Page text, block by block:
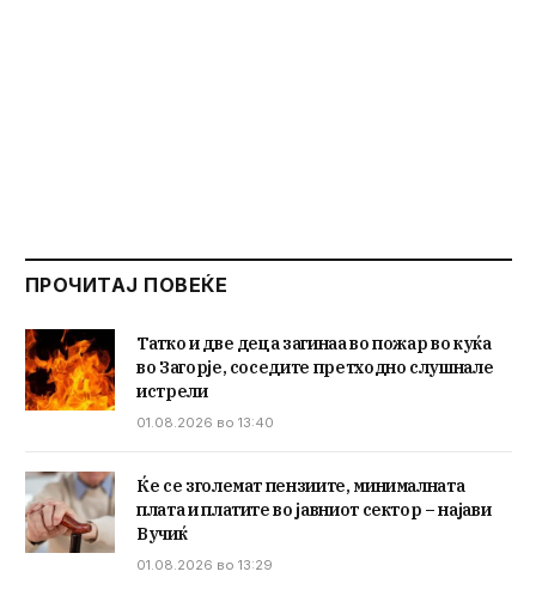
ПРОЧИТАЈ ПОВЕЌЕ
Татко и две деца загинаа во пожар во куќа
во Загорје, соседите претходно слушнале
истрели
01.08.2026 во 13:40
Ќе се зголемат пензиите, минималната
плата и платите во јавниот сектор – најави
Вучиќ
01.08.2026 во 13:29